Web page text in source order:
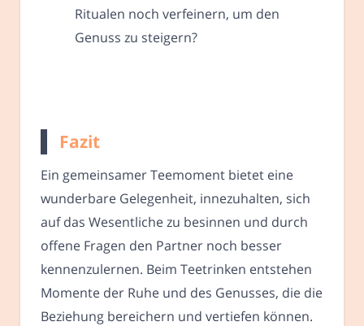
Ritualen noch verfeinern, um den
Genuss zu steigern?
Fazit
Ein gemeinsamer Teemoment bietet eine
wunderbare Gelegenheit, innezuhalten, sich
auf das Wesentliche zu besinnen und durch
offene Fragen den Partner noch besser
kennenzulernen. Beim Teetrinken entstehen
Momente der Ruhe und des Genusses, die die
Beziehung bereichern und vertiefen können.